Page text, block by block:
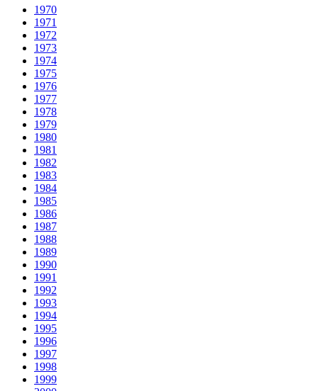
1970
1971
1972
1973
1974
1975
1976
1977
1978
1979
1980
1981
1982
1983
1984
1985
1986
1987
1988
1989
1990
1991
1992
1993
1994
1995
1996
1997
1998
1999